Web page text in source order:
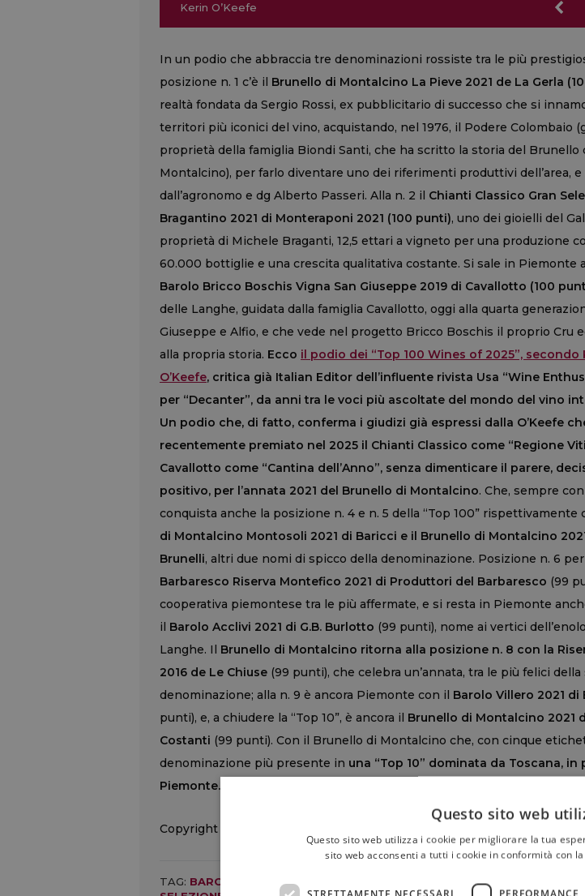
Gerla (100 punti)
Kerin O’Keefe
Gerla (100 punti)
Kerin O’Keefe
In un podio che abbraccia tre denominazioni rossiste tra le più
posizione n. 1 c’è il Brunello di Montalcino La Pieve 2021 de La Gerla
realtà fondata da Sergio Rossi, ex pubblicitario di successo che si
territori più iconici del vino, acquistando, nel 1976, il Podere Colombaio
proprietà della famiglia Biondi Santi, che ha scritto la storia del Brunello
Montalcino), per farlo diventare uno dei riferimenti produttivi dell’area,
dall’agronomo e dg Alberto Passeri. Alla n. 2 il Chianti Classico Gran
Bragantino 2021 di Monteraponi 2021 (100 punti), uno dei gioielli del
proprietà di Michele Braganti, 12,5 ettari a vigneto per una produzione
60.000 bottiglie e una crescita qualitativa costante. Si sale in Piemonte
Barolo Bricco Boschis Vigna San Giuseppe 2019 di Cavallotto (100
delle Langhe, guidata dalla famiglia Cavallotto, oggi alla quarta
Giuseppe e Alfio, e che vede nel progetto Bricco Boschis il proprio Cru
alla propria storia. Ecco il podio dei “Top 100 Wines of 2025”, secondo
O’Keefe, critica già Italian Editor dell’influente rivista Usa “Wine
per “Decanter”, da anni tra le voci più ascoltate del mondo del vino
Un podio che, di fatto, conferma i giudizi già espressi dalla O’Keefe
recentemente premiato nel 2025 il Chianti Classico come “Regione
Cavallotto come “Cantina dell’Anno”, senza dimenticare il parere,
positivo, per l’annata 2021 del Brunello di Montalcino. Che, sempre
conquista anche la posizione n. 4 e n. 5 della “Top 100” rispettivamente
di Montalcino Montosoli 2021 di Baricci e il Brunello di Montalcino
Brunelli, altri due nomi di spicco della denominazione. Posizione n. 6
Barbaresco Riserva Montefico 2021 di Produttori del Barbaresco (99
cooperativa piemontese tra le più affermate, e si resta in Piemonte
il Barolo Acclivi 2021 di G.B. Burlotto (99 punti), nome ai vertici
Langhe. Il Brunello di Montalcino ritorna alla posizione n. 8 con la
2016 de Le Chiuse (99 punti), che celebra un’annata, tra le più felici
denominazione; alla n. 9 è ancora Piemonte con il Barolo Villero 2021 di
punti), e, a chiudere la “Top 10”, è ancora il Brunello di Montalcino 2021
Costanti (99 punti). Con il Brunello di Montalcino che, con cinque
denominazione più presente in una “Top 10” dominata da Toscana, in
Piemonte.
Copyright © 2000/2026
TAG: BAROLO BRUNELLO DI MONTALCINO CAVALLOTTO
CHIANTI
Questo sito web
Questo sito web utilizza i cookie per migliorare la tua
sito web acconsenti a tutti i cookie in conformità con
STRETTAMENTE NECESSARI PERFORMANCE